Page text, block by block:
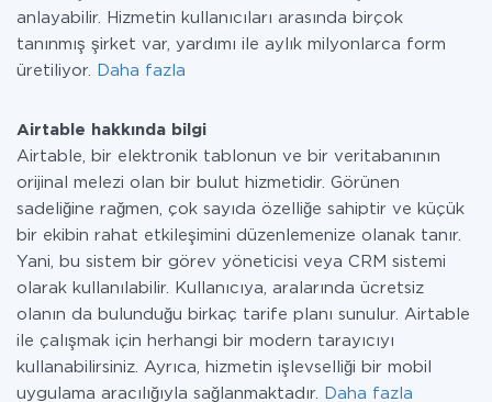
anlayabilir. Hizmetin kullanıcıları arasında birçok
tanınmış şirket var, yardımı ile aylık milyonlarca form
üretiliyor.
Daha fazla
Airtable hakkında bilgi
Airtable, bir elektronik tablonun ve bir veritabanının
orijinal melezi olan bir bulut hizmetidir. Görünen
sadeliğine rağmen, çok sayıda özelliğe sahiptir ve küçük
bir ekibin rahat etkileşimini düzenlemenize olanak tanır.
Yani, bu sistem bir görev yöneticisi veya CRM sistemi
olarak kullanılabilir. Kullanıcıya, aralarında ücretsiz
olanın da bulunduğu birkaç tarife planı sunulur. Airtable
ile çalışmak için herhangi bir modern tarayıcıyı
kullanabilirsiniz. Ayrıca, hizmetin işlevselliği bir mobil
uygulama aracılığıyla sağlanmaktadır.
Daha fazla